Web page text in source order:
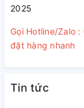
2025
Gọi Hotline/Zalo
đặt hàng nhanh
Tin tức